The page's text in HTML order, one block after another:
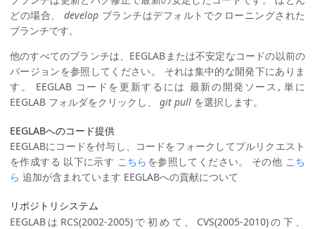
どの場合、 develop ブランチはデフォルトでクローニングされた
ブランチです。
他のすべてのブランチは、EEGLABまたは不安定なコードの以前の
バージョンを参照してください。 それは集中的な開発下にありま
す。 EEGLAB コードを更新するには 最新の開発ソース, 単に
EEGLAB フォルダをクリックし、 git pull を選択します。
EEGLABへのコード提供
EEGLABにコードを付与し、コードをフォークしてプルリクエスト
を作成する 以下に示す こちら を参照してください。 その他 こち
ら 追加が含まれています EEGLABへの貢献について
リポジトリシステム
EEGLABはRCS(2002-2005)で初めて、CVS(2005-2010)の下、